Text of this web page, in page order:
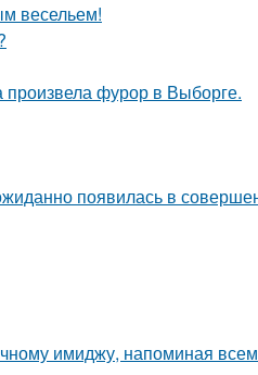
весельем!
фурор в Выборге.
появилась в
имиджу, напоминая